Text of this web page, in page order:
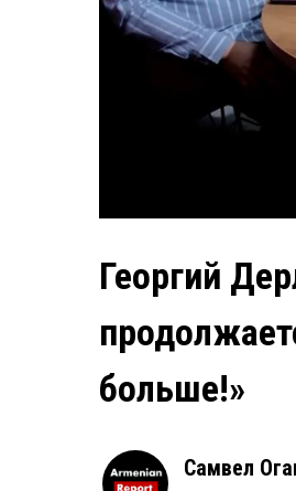
Георгий
больше!»
Самвел